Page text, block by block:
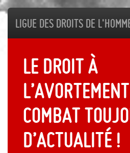
Ligue des droits de
Le droit à
combat
d’actualité !